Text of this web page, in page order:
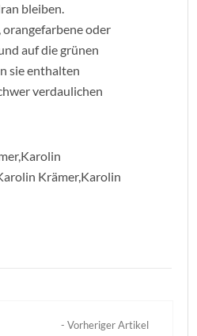
bleiben.
oder
auf die grünen
sie enthalten
verdaulichen
Krämer,Karolin
- Vorheriger Artikel